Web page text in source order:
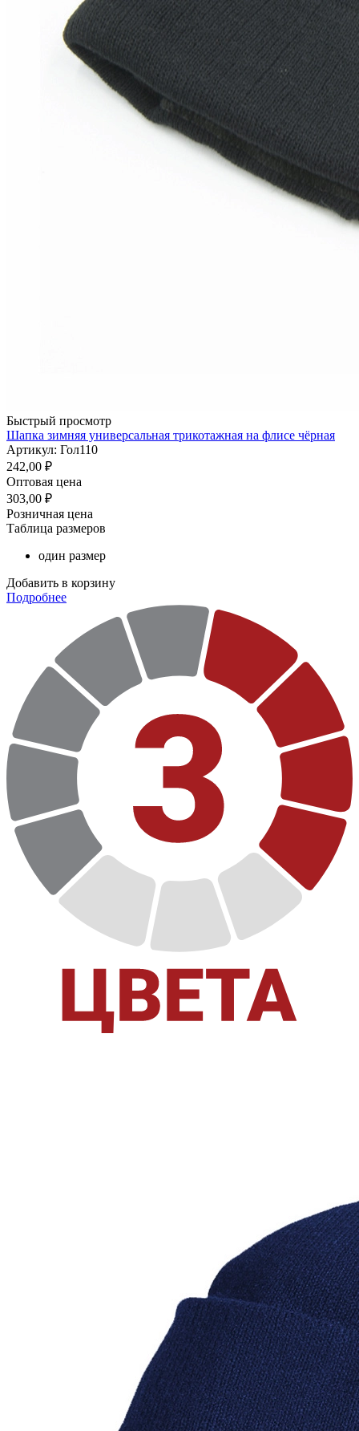
Быстрый просмотр
Шапка зимняя универсальная трикотажная на флисе чёрная
Артикул: Гол110
242,00 ₽
Оптовая цена
303,00 ₽
Розничная цена
Таблица размеров
один размер
Добавить в корзину
Подробнее